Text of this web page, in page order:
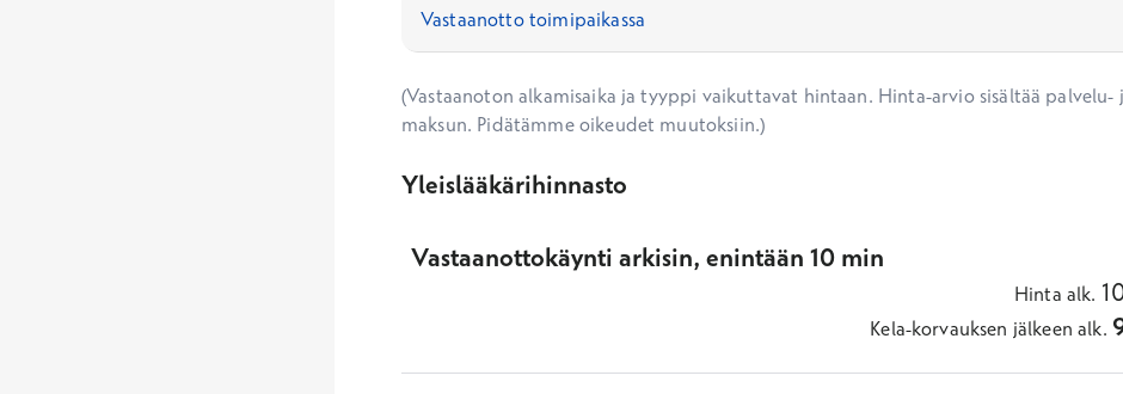
(Vastaanoton alkamisaika ja tyyppi vaikuttavat hintaan. Hinta-arvio sisältää palvelu-
maksun. Pidätämme oikeudet muutoksiin.)
Yleislääkärihinnasto
Vastaanottokäynti arkisin, enintään 10 min
Hinta alk.
Kela-korvauksen jälkeen alk.